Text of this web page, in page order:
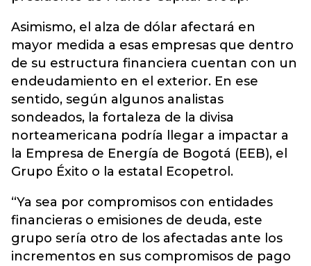
Asimismo, el alza de dólar afectará en
mayor medida a esas empresas que dentro
de su estructura financiera cuentan con un
endeudamiento en el exterior. En ese
sentido, según algunos analistas
sondeados, la fortaleza de la divisa
norteamericana podría llegar a impactar a
la Empresa de Energía de Bogotá (EEB), el
Grupo Éxito o la estatal Ecopetrol.
“Ya sea por compromisos con entidades
financieras o emisiones de deuda, este
grupo sería otro de los afectadas ante los
incrementos en sus compromisos de pago